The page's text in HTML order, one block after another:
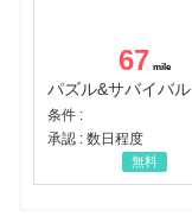
67
パズル&サバイバル
条件 :
承認 : 数日程度
無料